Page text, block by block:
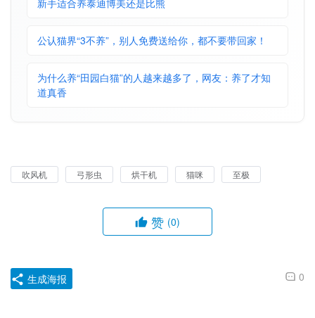
新手适合养泰迪博美还是比熊
公认猫界“3不养”，别人免费送给你，都不要带回家！
为什么养“田园白猫”的人越来越多了，网友：养了才知
道真香
吹风机 弓形虫 烘干机 猫咪 至极
赞 (0)
0
生成海报